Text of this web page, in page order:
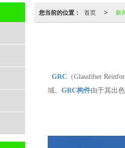
您当前的位置： 首页 > 新
GRC （Glassfiber
域。 GRC构件由于其出